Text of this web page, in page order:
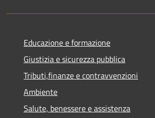
Educazione e formazione
Giustizia e sicurezza pubblica
Tributi,finanze e contravvenzioni
Ambiente
Salute, benessere e assistenza